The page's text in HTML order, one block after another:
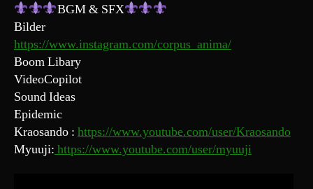
BGM & SFX
Bilder
https://www.instagram.com/corpus_anima/
Boom Libary
VideoCopilot
Sound Ideas
Epidemic
Kraosando : https://www.youtube.com/user/Kraosando
Myuuji: https://www.youtube.com/user/myuuji